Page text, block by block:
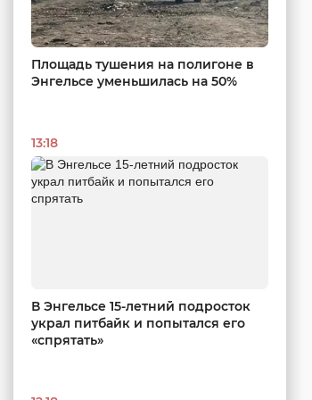
Площадь тушения на полигоне в
Энгельсе уменьшилась на 50%
13:18
В Энгельсе 15-летний подросток
украл питбайк и попытался его
«спрятать»